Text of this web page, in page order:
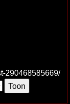
290468585669/